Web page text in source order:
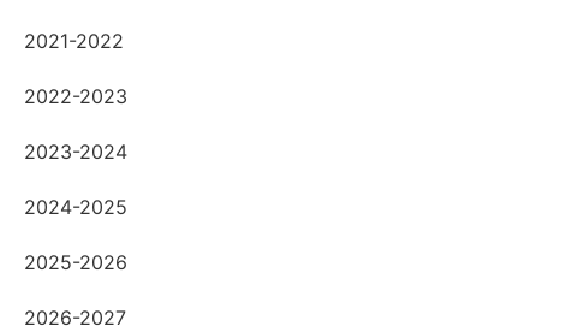
2021-2022
2022-2023
2023-2024
2024-2025
2025-2026
2026-2027